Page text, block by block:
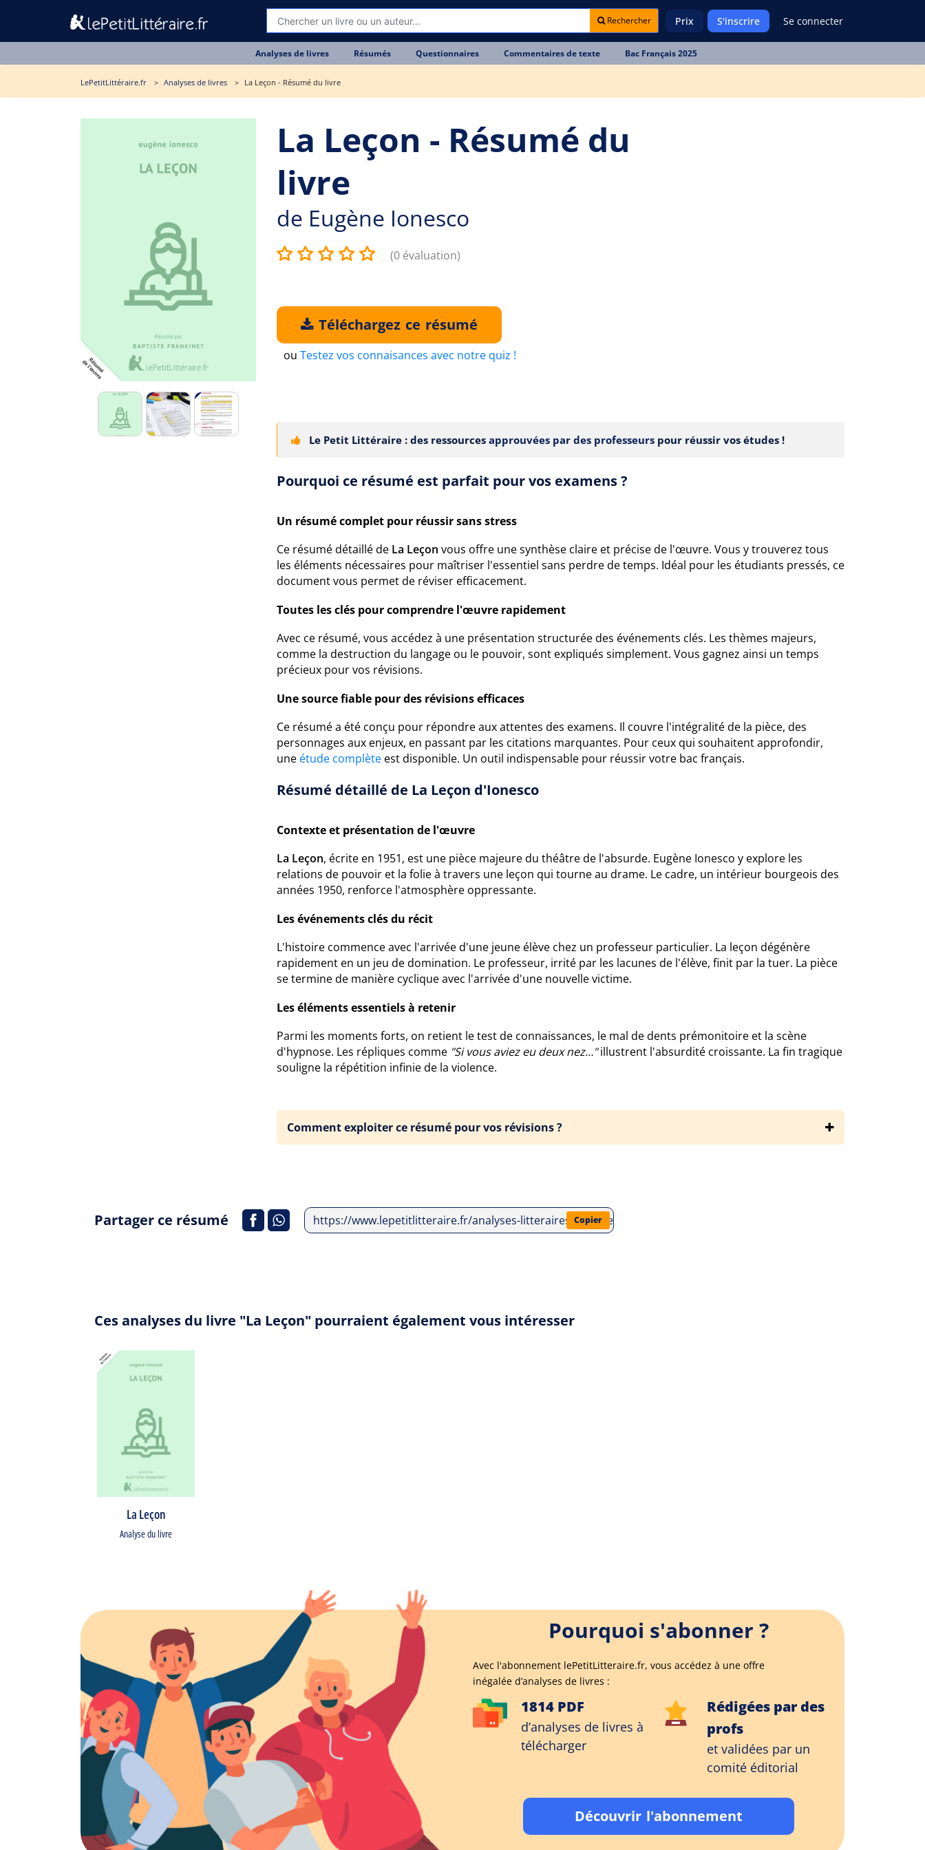
Rechercher Prix S'inscrire Se connecter
Analyses de livres Résumés Questionnaires Commentaires de texte Bac Français 2025
LePetitLittéraire.fr Analyses de livres La Leçon - Résumé du livre
La Leçon - Résumé du
livre
de Eugène Ionesco
(0 évaluation)
Téléchargez ce résumé
ou Testez vos connaisances avec notre quiz !
Le Petit Littéraire : des ressources approuvées par des professeurs pour réussir vos études !
Pourquoi ce résumé est parfait pour vos examens ?
Un résumé complet pour réussir sans stress
Ce résumé détaillé de La Leçon vous offre une synthèse claire et précise de l'œuvre. Vous y trouverez tous
les éléments nécessaires pour maîtriser l'essentiel sans perdre de temps. Idéal pour les étudiants pressés, ce
document vous permet de réviser efficacement.
Toutes les clés pour comprendre l'œuvre rapidement
Avec ce résumé, vous accédez à une présentation structurée des événements clés. Les thèmes majeurs,
comme la destruction du langage ou le pouvoir, sont expliqués simplement. Vous gagnez ainsi un temps
précieux pour vos révisions.
Une source fiable pour des révisions efficaces
Ce résumé a été conçu pour répondre aux attentes des examens. Il couvre l'intégralité de la pièce, des
personnages aux enjeux, en passant par les citations marquantes. Pour ceux qui souhaitent approfondir,
une étude complète est disponible. Un outil indispensable pour réussir votre bac français.
Résumé détaillé de La Leçon d'Ionesco
Contexte et présentation de l'œuvre
La Leçon, écrite en 1951, est une pièce majeure du théâtre de l'absurde. Eugène Ionesco y explore les
relations de pouvoir et la folie à travers une leçon qui tourne au drame. Le cadre, un intérieur bourgeois des
années 1950, renforce l'atmosphère oppressante.
Les événements clés du récit
L'histoire commence avec l'arrivée d'une jeune élève chez un professeur particulier. La leçon dégénère
rapidement en un jeu de domination. Le professeur, irrité par les lacunes de l'élève, finit par la tuer. La pièce
se termine de manière cyclique avec l'arrivée d'une nouvelle victime.
Les éléments essentiels à retenir
Parmi les moments forts, on retient le test de connaissances, le mal de dents prémonitoire et la scène
d'hypnose. Les répliques comme "Si vous aviez eu deux nez…"illustrent l'absurdité croissante. La fin tragique
souligne la répétition infinie de la violence.
Comment exploiter ce résumé pour vos révisions ?
Partager ce résumé https://www.lepetitlitteraire.fr/analyses-litteraires/eugene-ionesco/la-lecon/resume
Copier
Ces analyses du livre "La Leçon" pourraient également vous intéresser
La Leçon
Analyse du livre
Pourquoi s'abonner ?
Avec l'abonnement lePetitLitteraire.fr, vous accédez à une offre
inégalée d’analyses de livres :
1814 PDF
d’analyses de livres à
télécharger
Rédigées par des
profs
et validées par un
comité éditorial
Découvrir l'abonnement